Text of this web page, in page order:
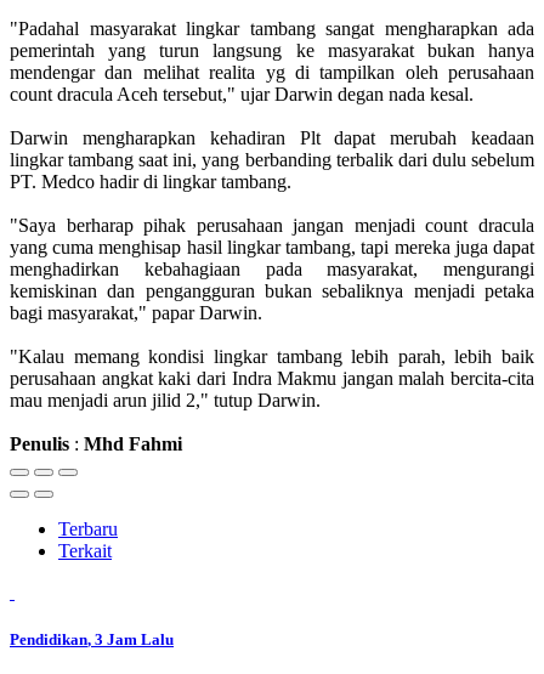
"Padahal masyarakat lingkar tambang sangat mengharapkan ada
pemerintah yang turun langsung ke masyarakat bukan hanya
mendengar dan melihat realita yg di tampilkan oleh perusahaan
count dracula Aceh tersebut," ujar Darwin degan nada kesal.
Darwin mengharapkan kehadiran Plt dapat merubah keadaan
lingkar tambang saat ini, yang berbanding terbalik dari dulu sebelum
PT. Medco hadir di lingkar tambang.
"Saya berharap pihak perusahaan jangan menjadi count dracula
yang cuma menghisap hasil lingkar tambang, tapi mereka juga dapat
menghadirkan kebahagiaan pada masyarakat, mengurangi
kemiskinan dan pengangguran bukan sebaliknya menjadi petaka
bagi masyarakat," papar Darwin.
"Kalau memang kondisi lingkar tambang lebih parah, lebih baik
perusahaan angkat kaki dari Indra Makmu jangan malah bercita-cita
mau menjadi arun jilid 2," tutup Darwin.
Penulis : Mhd Fahmi
Terbaru
Terkait
Pendidikan, 3 Jam Lalu